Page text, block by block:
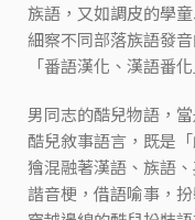
族語，又如調皮的學
細察不同部落族語發
「番語漢化、漢語番
男同志的酷兒物語，
酷兒敘事語言，既是
獪混融著漢語、族語
諧音梗，借語喻事，